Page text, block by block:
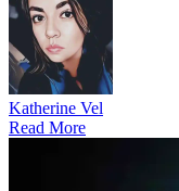
Katherine Vel
Read More